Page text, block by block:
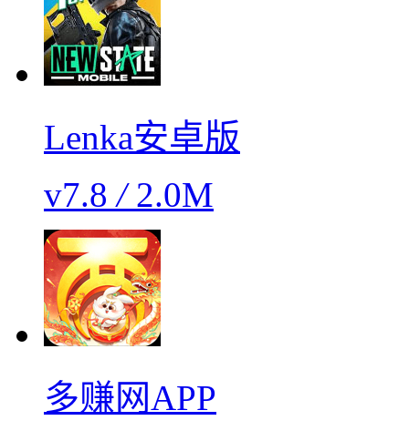
Lenka安卓版
v7.8/2.0M
多赚网APP